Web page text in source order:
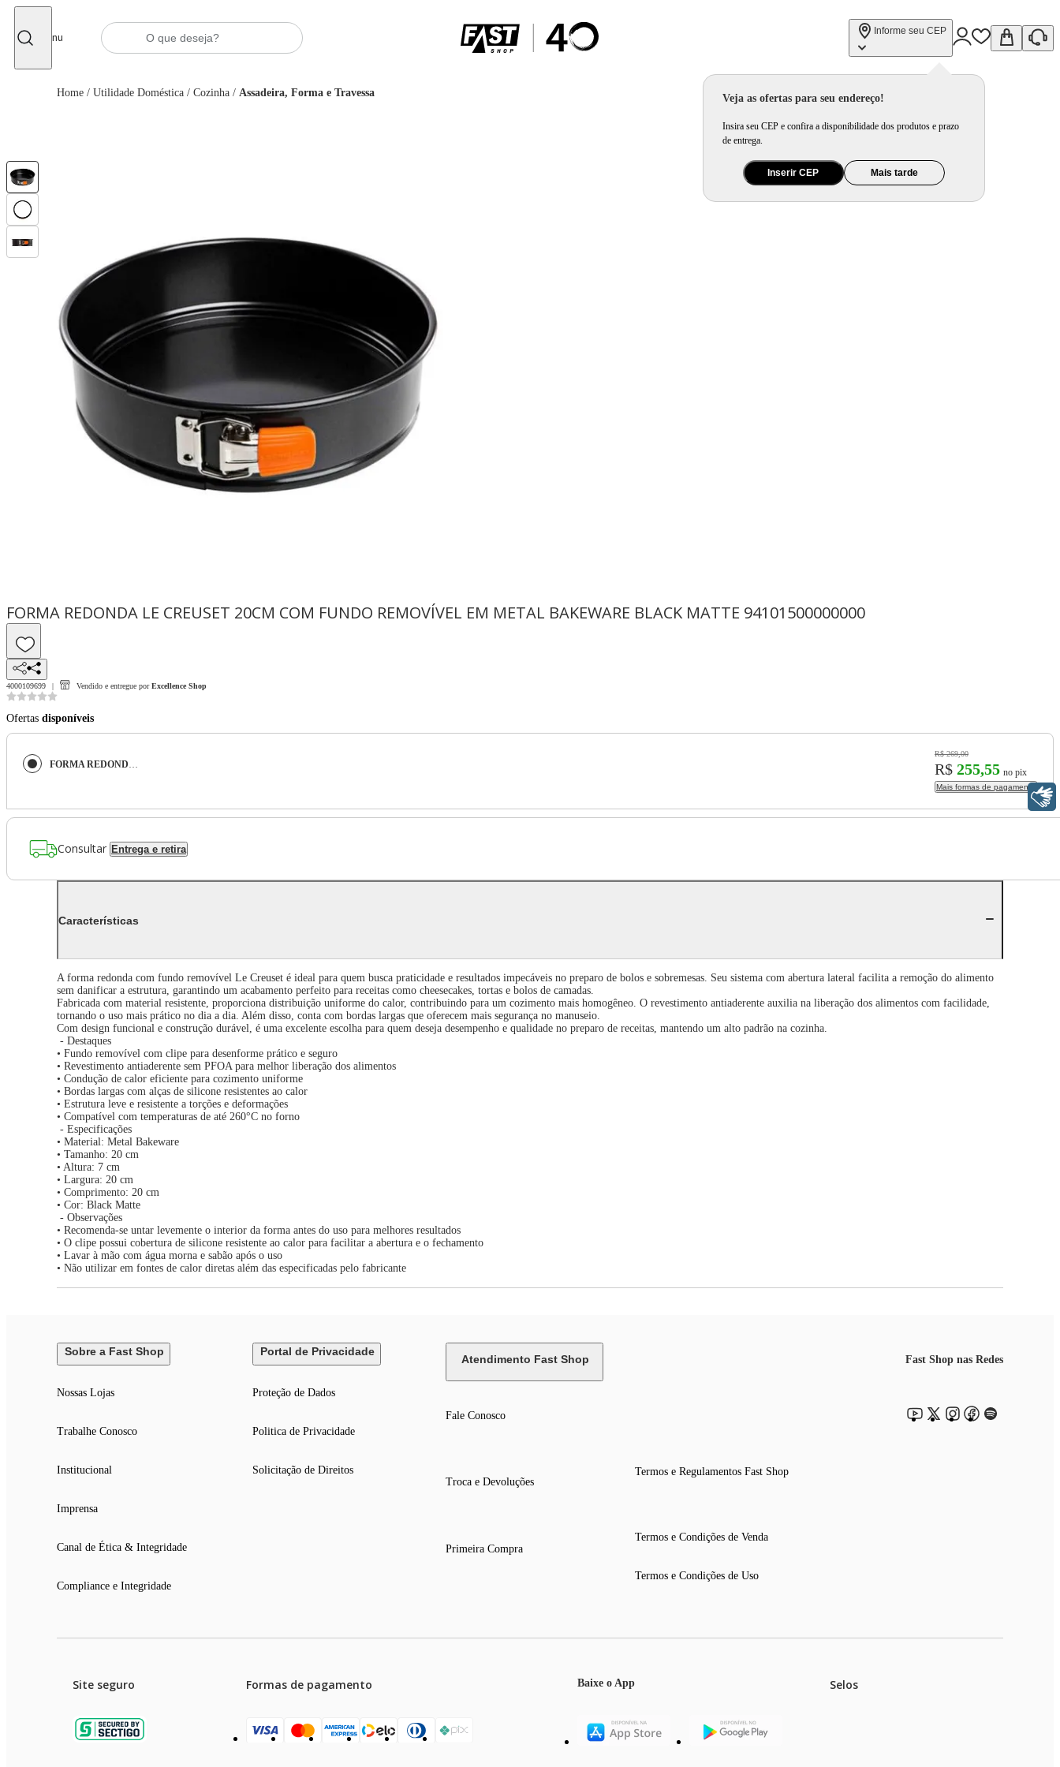
Menu
Informe seu CEP
Veja as ofertas para seu endereço!
Insira seu CEP e confira a disponibilidade dos produtos e prazo
de entrega.
Inserir CEP Mais tarde
Home / Utilidade Doméstica / Cozinha / Assadeira, Forma e Travessa
FORMA REDONDA LE CREUSET 20CM COM FUNDO REMOVÍVEL EM METAL BAKEWARE BLACK MATTE 94101500000000
4000109699 Vendido e entregue por Excellence Shop
Ofertas disponíveis
FORMA REDONDA LE CREUSET 20CM COM FUNDO REMOVÍVEL EM METAL BAKEWARE BLACK MATTE 94101500000000
R$ 269,00
R$ 255,55 no pix
Mais formas de pagamento
Consultar Entrega e retira
Características
A forma redonda com fundo removível Le Creuset é ideal para quem busca praticidade e resultados impecáveis no preparo de bolos e sobremesas. Seu sistema com abertura lateral facilita a remoção do alimento
sem danificar a estrutura, garantindo um acabamento perfeito para receitas como cheesecakes, tortas e bolos de camadas.
Fabricada com material resistente, proporciona distribuição uniforme do calor, contribuindo para um cozimento mais homogêneo. O revestimento antiaderente auxilia na liberação dos alimentos com facilidade,
tornando o uso mais prático no dia a dia. Além disso, conta com bordas largas que oferecem mais segurança no manuseio.
Com design funcional e construção durável, é uma excelente escolha para quem deseja desempenho e qualidade no preparo de receitas, mantendo um alto padrão na cozinha.
- Destaques
• Fundo removível com clipe para desenforme prático e seguro
• Revestimento antiaderente sem PFOA para melhor liberação dos alimentos
• Condução de calor eficiente para cozimento uniforme
• Bordas largas com alças de silicone resistentes ao calor
• Estrutura leve e resistente a torções e deformações
• Compatível com temperaturas de até 260°C no forno
- Especificações
• Material: Metal Bakeware
• Tamanho: 20 cm
• Altura: 7 cm
• Largura: 20 cm
• Comprimento: 20 cm
• Cor: Black Matte
- Observações
• Recomenda-se untar levemente o interior da forma antes do uso para melhores resultados
• O clipe possui cobertura de silicone resistente ao calor para facilitar a abertura e o fechamento
• Lavar à mão com água morna e sabão após o uso
• Não utilizar em fontes de calor diretas além das especificadas pelo fabricante
Sobre a Fast Shop
Nossas Lojas
Trabalhe Conosco
Institucional
Imprensa
Canal de Ética & Integridade
Compliance e Integridade
Portal de Privacidade
Proteção de Dados
Politica de Privacidade
Solicitação de Direitos
Atendimento Fast Shop
Fale Conosco
Troca e Devoluções
Primeira Compra
Termos e Regulamentos Fast Shop
Termos e Condições de Venda
Termos e Condições de Uso
Fast Shop nas Redes
Site seguro Formas de pagamento Baixe o App Selos
Libras